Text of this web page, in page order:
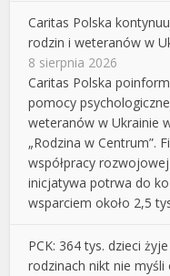
Caritas Polska
rodzin i weteranów w
8 sierpnia 2026
Caritas Polska
pomocy
weteranów w Ukrainie
„Rodzina w Centrum”.
współpracy
inicjatywa potrwa do
wsparciem około 2,5
PCK: 364 tys. dzieci
rodzinach nikt nie myśli